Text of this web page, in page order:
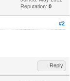
Reputation: 0
#2
Reply